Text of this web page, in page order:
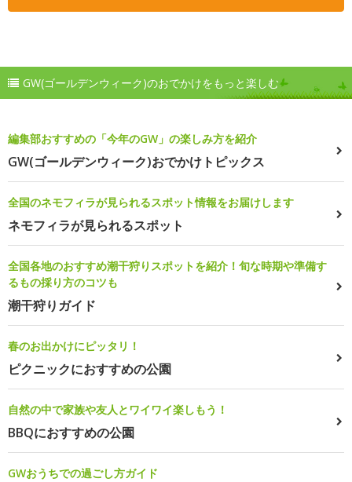
GW(ゴールデンウィーク)のおでかけをもっと楽しむ
編集部おすすめの「今年のGW」の楽しみ方を紹介
GW(ゴールデンウィーク)おでかけトピックス
全国のネモフィラが見られるスポット情報をお届けします
ネモフィラが見られるスポット
全国各地のおすすめ潮干狩りスポットを紹介！旬な時期や準備す
るもの採り方のコツも
潮干狩りガイド
春のお出かけにピッタリ！
ピクニックにおすすめの公園
自然の中で家族や友人とワイワイ楽しもう！
BBQにおすすめの公園
GWおうちでの過ごし方ガイド